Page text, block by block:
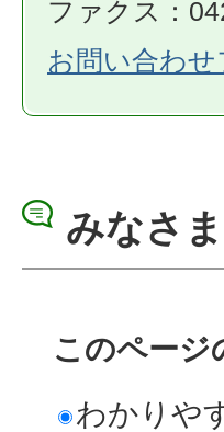
ファクス：
お問い合わせ
みなさ
このページ
わかりや